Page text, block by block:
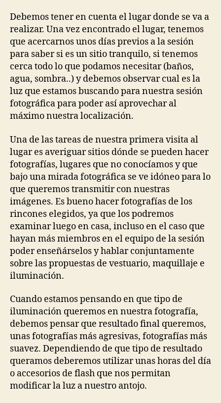
Debemos tener en cuenta el lugar donde se va a
realizar. Una vez encontrado el lugar, tenemos
que acercarnos unos días previos a la sesión
para saber si es un sitio tranquilo, si tenemos
cerca todo lo que podamos necesitar (baños,
agua, sombra..) y debemos observar cual es la
luz que estamos buscando para nuestra sesión
fotográfica para poder así aprovechar al
máximo nuestra localización.
Una de las tareas de nuestra primera visita al
lugar es averiguar sitios dónde se pueden hacer
fotografías, lugares que no conocíamos y que
bajo una mirada fotográfica se ve idóneo para lo
que queremos transmitir con nuestras
imágenes. Es bueno hacer fotografías de los
rincones elegidos, ya que los podremos
examinar luego en casa, incluso en el caso que
hayan más miembros en el equipo de la sesión
poder enseñárselos y hablar conjuntamente
sobre las propuestas de vestuario, maquillaje e
iluminación.
Cuando estamos pensando en que tipo de
iluminación queremos en nuestra fotografía,
debemos pensar que resultado final queremos,
unas fotografías más agresivas, fotografías más
suavez. Dependiendo de que tipo de resultado
queramos deberemos utilizar unas horas del día
o accesorios de flash que nos permitan
modificar la luz a nuestro antojo.